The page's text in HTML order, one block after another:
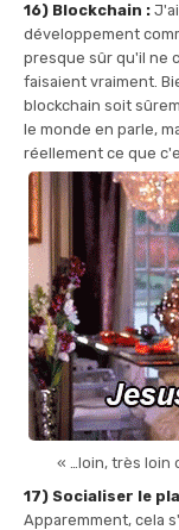
16) Blockchain :
développement
presque sûr qu'il ne
faisaient vraiment.
blockchain soit
le monde en parle,
réellement ce que
« …loin, très loin
17) Socialiser le
Apparemment, cela